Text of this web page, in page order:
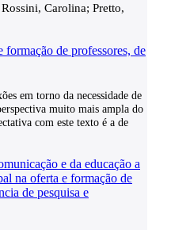
Carolina; Pretto,
formação de professores, de
em torno da necessidade de
muito mais ampla do
com este texto é a de
e da educação a
na oferta e formação de
de pesquisa e